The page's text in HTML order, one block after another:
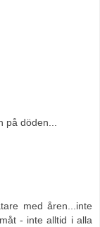
döden...
med åren...inte
- inte alltid i alla